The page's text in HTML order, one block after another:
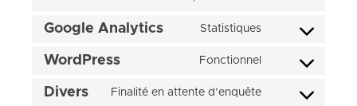
Google Analytics Statistiques
WordPress Fonctionnel
Divers Finalité en attente d’enquête